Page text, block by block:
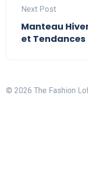
Next Post
Manteau
et Tendances
© 2026 The Fashion